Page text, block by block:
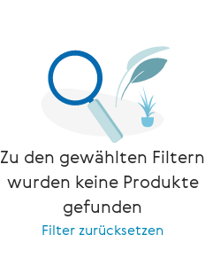
Zu den gewählten Filtern
wurden keine Produkte
gefunden
Filter zurücksetzen